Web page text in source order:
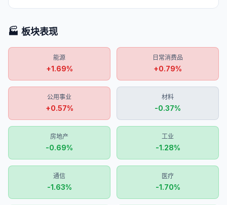
🏭 板块表现
能源
+1.69%
日常消费品
+0.79%
公用事业
+0.57%
材料
-0.37%
房地产
-0.69%
工业
-1.28%
通信
-1.63%
医疗
-1.70%